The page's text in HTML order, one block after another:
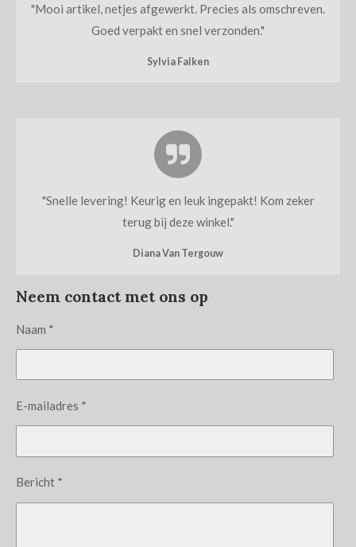
"Mooi artikel, netjes afgewerkt. Precies als omschreven.
Goed verpakt en snel verzonden."
Sylvia Falken
"Snelle levering! Keurig en leuk ingepakt! Kom zeker
terug bij deze winkel."
Diana Van Tergouw
Neem contact met ons op
Naam *
E-mailadres *
Bericht *